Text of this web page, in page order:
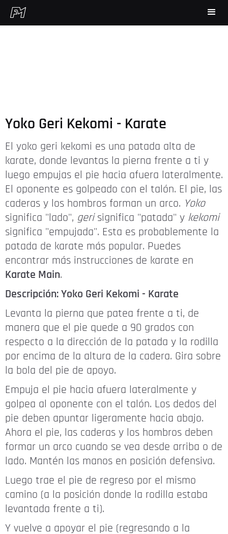
Yoko Geri Kekomi - Karate
El yoko geri kekomi es una patada alta de
karate, donde levantas la pierna frente a ti y
luego empujas el pie hacia afuera lateralmente.
El oponente es golpeado con el talón. El pie, las
caderas y los hombros forman un arco. Yoko
significa "lado", gerisignifica "patada" y kekomi
significa "empujada". Esta es probablemente la
patada de karate más popular. Puedes
encontrar más instrucciones de karate en
Karate Main.
Descripción: Yoko Geri Kekomi - Karate
Levanta la pierna que patea frente a ti, de
manera que el pie quede a 90 grados con
respecto a la dirección de la patada y la rodilla
por encima de la altura de la cadera. Gira sobre
la bola del pie de apoyo.
Empuja el pie hacia afuera lateralmente y
golpea al oponente con el talón. Los dedos del
pie deben apuntar ligeramente hacia abajo.
Ahora el pie, las caderas y los hombros deben
formar un arco cuando se vea desde arriba o de
lado. Mantén las manos en posición defensiva.
Luego trae el pie de regreso por el mismo
camino (a la posición donde la rodilla estaba
levantada frente a ti).
Y vuelve a apoyar el pie (regresando a la